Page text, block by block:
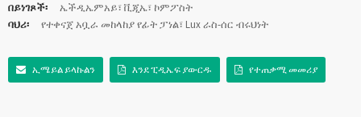
በይነገጾች፡
ኤችዲኤምአይ፣ ቪጂኤ፣ ኮምፖስት
ባህሪ፡
የተቀናጀ አቧራ መከላከያ የፊት ፓነል፣ Lux ራስ-ሰር ብሩህነት
ኢሜይል ይላኩልን እንደ ፒዲኤፍ ያውርዱ የተጠቃሚ መመሪያ